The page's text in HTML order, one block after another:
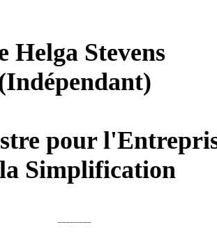
Helga Stevens
pour
Simplification